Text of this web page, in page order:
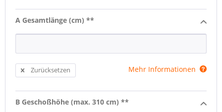
A Gesamtlänge (cm) **
Zurücksetzen Mehr Informationen
B Geschoßhöhe (max. 310 cm) **